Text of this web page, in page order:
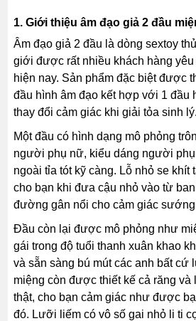
1. Giới thiệu âm đạo giả 2 đầu
Âm đạo giả 2 đầu là dòng sextoy
giới được rất nhiều khách hàng
hiện nay. Sản phẩm đặc biệt được
đầu hình âm đạo kết hợp với 1 đầu
thay đổi cảm giác khi giải tỏa sinh lý.
Một đầu có hình dạng mô phỏng
người phụ nữ, kiểu dáng người
ngoài tỉa tót kỹ càng. Lỗ nhỏ se khít
cho bạn khi đưa cậu nhỏ vào từ
đường gân nổi cho cảm giác
Đầu còn lại được mô phỏng như
gái trong độ tuổi thanh xuân khao
và sẵn sàng bú mút các anh bất cứ
miệng còn được thiết kế cả răng
thật, cho bạn cảm giác như được
đó. Lưỡi liếm có vô số gai nhỏ li ti